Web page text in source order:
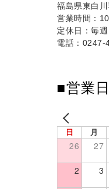
福島県東白
営業時間：
定休日：毎
電話：
■営業
日 月
26 27
2 3